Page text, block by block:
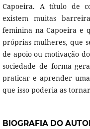
Capoeira. A título de
existem muitas
feminina na Capoeira e
próprias mulheres, que
de apoio ou motivação
sociedade de forma
praticar e aprender
que isso poderia as
BIOGRAFIA DO